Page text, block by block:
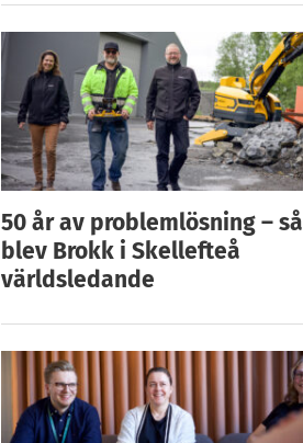
50 år av problemlösning – så
blev Brokk i Skellefteå
världsledande